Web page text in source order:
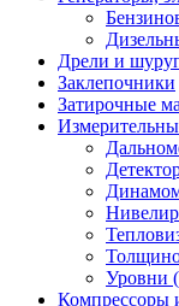
Дрели и
Заклепочники
Затирочные
Уровни
Компрессоры